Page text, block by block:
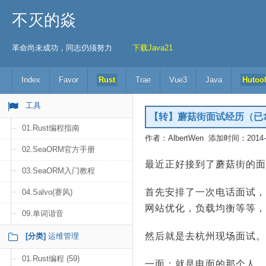
不灭的焱
革命尚未成功，同志仍须努力 下载Java21
Index Favor Rust Trae Vue3 Java Hutool
工具
01.Rust编程指南
02.SeaORM官方手册
03.SeaORM入门教程
04.Salvo(赛风)
09.单词谐音
[分类] 运维管理
01.Rust编程 (59)
【转】蘑菇街面试经历（
作者：AlbertWen 添加时间：
最近正好接到了蘑菇街的
首先安排了一次电话面试
网站优化，负载均衡等等
然后就是去杭州现场面试。
一面：就是电面的那个人